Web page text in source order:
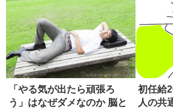
「やる気が出たら頑張ろ
う」はなぜダメなのか 脳と
初任給
人の共